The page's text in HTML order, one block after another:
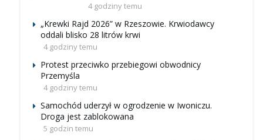
4 godziny temu
„Krewki Rajd 2026” w Rzeszowie. Krwiodawcy
oddali blisko 28 litrów krwi
4 godziny temu
Protest przeciwko przebiegowi obwodnicy
Przemyśla
4 godziny temu
Samochód uderzył w ogrodzenie w Iwoniczu.
Droga jest zablokowana
5 godzin temu